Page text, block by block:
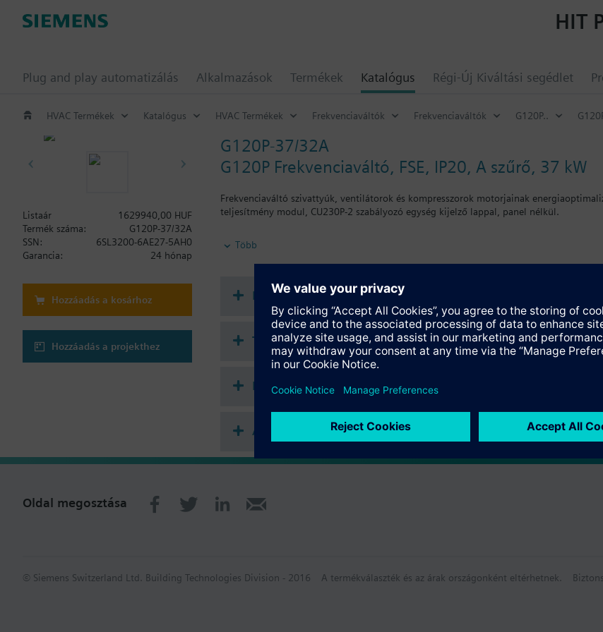
Plug and play automatizálás Alkalmazások Termékek Katalógus Régi-Új Kiváltási segédlet
HIT
HVAC Termékek Katalógus HVAC Termékek Frekvenciaváltók Frekvenciaváltók G120P..
G120P-37/32A
G120P Frekvenciaváltó, FSE, IP20, A szűrő, 37 kW
Frekvenciaváltó szivattyúk, ventilátorok és kompresszorok motorjainak
teljesítmény modul, CU230P-2 szabályozó egység kijelző lappal, panel nélkül.
További információ
Ha használnak megjelenítő szettet a Teljesítmény modulhoz, akkor a teljes magasság
FSE, FSF: 123 mm .
Több
Listaár
1629940,00 HUF
Termék száma:
G120P-37/32A
SSN:
6SL3200-6AE27-5AH0
Garancia:
24 hónap
Hozzáadás a kosárhoz
Hozzáadás a projekthez
Dokumentumok
Technikai összefoglaló
Kiegészítők
Alkalmazható frontális modul
Oldal megosztása
© Siemens Switzerland Ltd. Building Technologies Division - 2016 A termékválaszték és az árak országonként eltérhetnek.